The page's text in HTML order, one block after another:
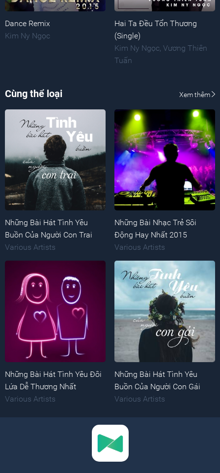
Dance Remix
Kim Ny Ngọc
Hai Ta Đều Tổn Thương
(Single)
Kim Ny Ngọc, Vương Thiên
Tuấn
Cùng thể loại Xem thêm
Những Bài Hát Tình Yêu
Buồn Của Người Con Trai
Various Artists
Những Bài Nhạc Trẻ Sôi
Động Hay Nhất 2015
Various Artists
Những Bài Hát Tình Yêu Đôi
Lứa Dễ Thương Nhất
Various Artists
Những Bài Hát Tình Yêu
Buồn Của Người Con Gái
Various Artists